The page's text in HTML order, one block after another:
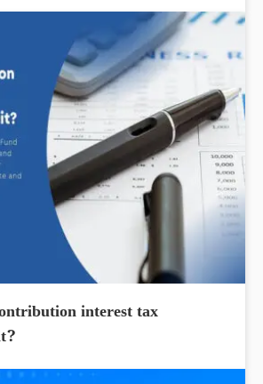
interest tax